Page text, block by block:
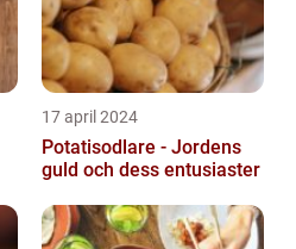
17 april 2024
Potatisodlare - Jordens
guld och dess entusiaster